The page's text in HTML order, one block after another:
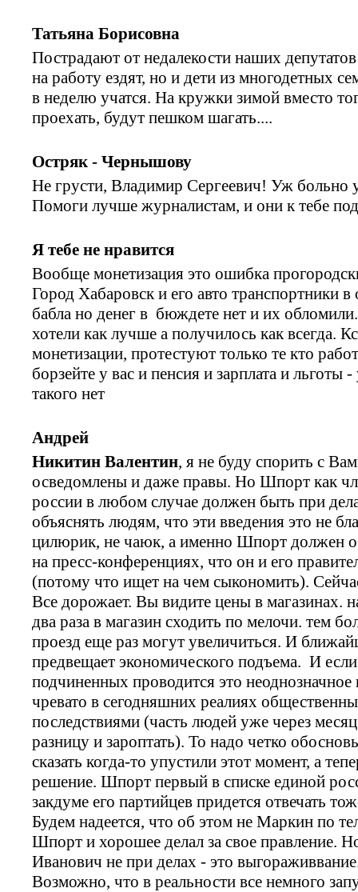
Татьяна Борисовна
Пострадают от недалекости наших
на работу ездят, но и дети из многодетных
в неделю учатся. На кружки зимой вместо
проехать, будут пешком шагать....
Остряк - Чернышову
Не грусти, Владимир Сергеевич! Уж больно
Помоги лучше журналистам, и они к тебе
Я тебе не нравится
Вообще монетизация это ошибка
Город Хабаровск и его авто транспортники
бабла но денег в бюждете нет и их
хотели как лучше а получилось как всегда.
монетизации, протестуют только те кто
борзейте у вас и пенсия и зарплата и
такого нет
Андрей
Никитин Валентин, я не буду спорить с
осведомлены и даже правы. Но Шпорт как
россии в любом случае должен быть при
объяснять людям, что эти введения это не
цилюрик, не чаюк, а именно Шпорт должен
на пресс-конференциях, что он и его
(потому что ищет на чем сыкономить).
Все дорожает. Вы видите цены в магазинах.
два раза в магазин сходить по мелочи. тем
проезд еще раз могут увеличиться. И
предвещает экономического подъема. И
подчиненных проводится это
чревато в сегодняшних реалиях
последствиями (часть людей уже через
разницу и зароптать). То надо четко
сказать когда-то упустили этот момент, а
решение. Шпорт первый в списке единой
закдуме его партийцев придется отвечать
Будем надеется, что об этом не Маркин по
Шпорт и хорошее делал за свое правление.
Иванович не при делах - это
Возможно, что в реальности все немного